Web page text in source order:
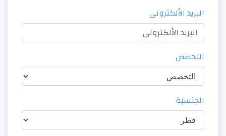
البريد الألكترونى
التخصص
الجنسية